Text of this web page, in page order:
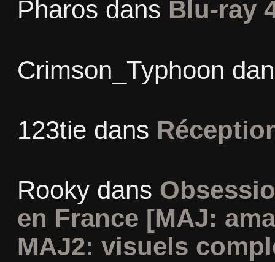
Pharos dans Blu-ray
Crimson_Typhoon
123tie dans
Rookydans
en France [MAJ:
MAJ2: visuels